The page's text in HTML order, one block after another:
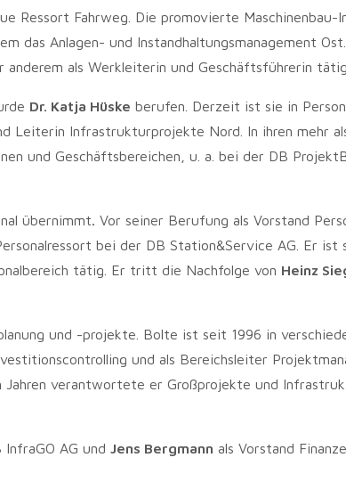
Ressort Fahrweg. Die promovierte Maschinenbau-
das Anlagen- und Instandhaltungsmanagement
anderem als Werkleiterin und Geschäftsführerin
Dr. Katja Hüske berufen. Derzeit ist sie in
Leiterin Infrastrukturprojekte Nord. In ihren mehr
und Geschäftsbereichen, u. a. bei der DB
übernimmt. Vor seiner Berufung als Vorstand
bei der DB Station&Service AG. Er
tätig. Er tritt die Nachfolge von Heinz
und -projekte. Bolte ist seit 1996 in
und als Bereichsleiter
Jahren verantwortete er Großprojekte und
AG und Jens Bergmann als Vorstand